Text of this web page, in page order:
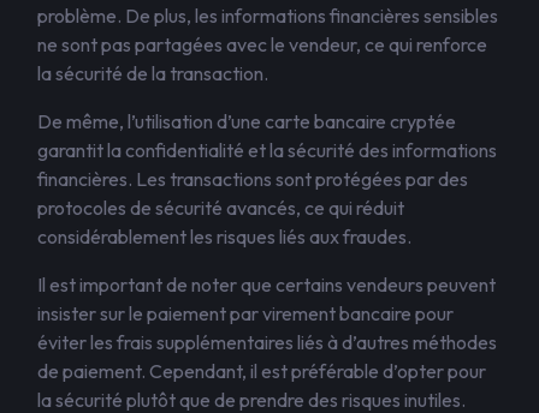
problème. De plus, les informations financières sensibles
ne sont pas partagées avec le vendeur, ce qui renforce
la sécurité de la transaction.
De même, l’utilisation d’une carte bancaire cryptée
garantit la confidentialité et la sécurité des informations
financières. Les transactions sont protégées par des
protocoles de sécurité avancés, ce qui réduit
considérablement les risques liés aux fraudes.
Il est important de noter que certains vendeurs peuvent
insister sur le paiement par virement bancaire pour
éviter les frais supplémentaires liés à d’autres méthodes
de paiement. Cependant, il est préférable d’opter pour
la sécurité plutôt que de prendre des risques inutiles.